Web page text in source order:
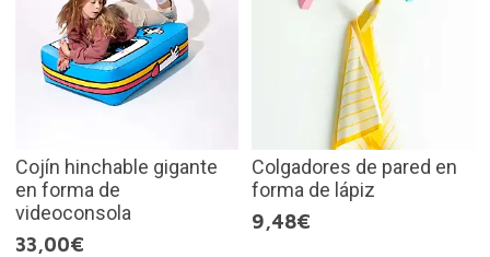
Cojín hinchable gigante
en forma de
videoconsola
33,00€
Colgadores de pared en
forma de lápiz
9,48€